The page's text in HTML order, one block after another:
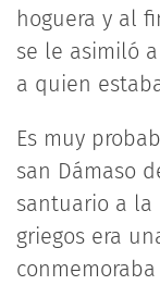
hoguera y al
se le asimiló
a quien
Es muy
san Dámaso
santuario a la
griegos era